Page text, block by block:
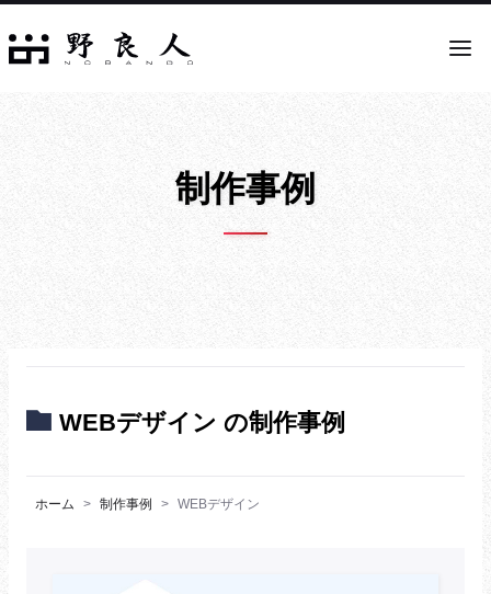
制作事例
WEBデザイン の制作事例
ホーム 制作事例 WEBデザイン